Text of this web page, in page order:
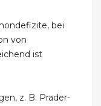
bei
von
ist
z. B. Prader-